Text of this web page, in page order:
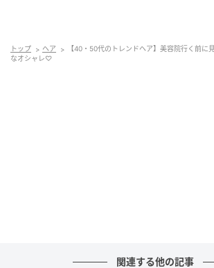
けて丸みを出しつつ、ベースを外ハネ
で、ひし形の美しいシルエットを作り
トップ ヘア
【40・50代のトレンドヘア】美容院行く前に
なオシャレ♡
関連する他の記事